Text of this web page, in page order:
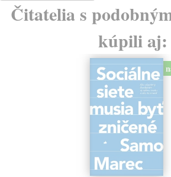
Čitatelia s
kúpili aj: